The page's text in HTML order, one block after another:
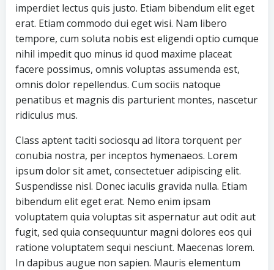
imperdiet lectus quis justo. Etiam bibendum elit eget
erat. Etiam commodo dui eget wisi. Nam libero
tempore, cum soluta nobis est eligendi optio cumque
nihil impedit quo minus id quod maxime placeat
facere possimus, omnis voluptas assumenda est,
omnis dolor repellendus. Cum sociis natoque
penatibus et magnis dis parturient montes, nascetur
ridiculus mus.
Class aptent taciti sociosqu ad litora torquent per
conubia nostra, per inceptos hymenaeos. Lorem
ipsum dolor sit amet, consectetuer adipiscing elit.
Suspendisse nisl. Donec iaculis gravida nulla. Etiam
bibendum elit eget erat. Nemo enim ipsam
voluptatem quia voluptas sit aspernatur aut odit aut
fugit, sed quia consequuntur magni dolores eos qui
ratione voluptatem sequi nesciunt. Maecenas lorem.
In dapibus augue non sapien. Mauris elementum